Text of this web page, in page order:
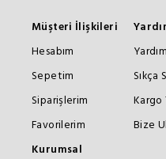
Müşteri İlişkileri
Hesabım
Sepetim
Siparişlerim
Favorilerim
Yardım
Sıkça
Kargo
Bize
Kurumsal